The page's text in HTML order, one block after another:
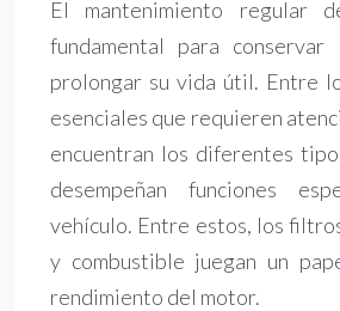
El mantenimiento regular
fundamental para
prolongar su vida útil. Entre
esenciales que requieren
encuentran los diferentes
desempeñan funciones
vehículo. Entre estos, los
y combustible juegan un
rendimiento del motor.